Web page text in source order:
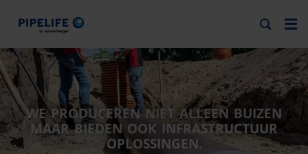
WE PRODUCEREN NIET ALLEEN BUIZEN
MAAR BIEDEN OOK INFRASTRUCTUUR
OPLOSSINGEN.